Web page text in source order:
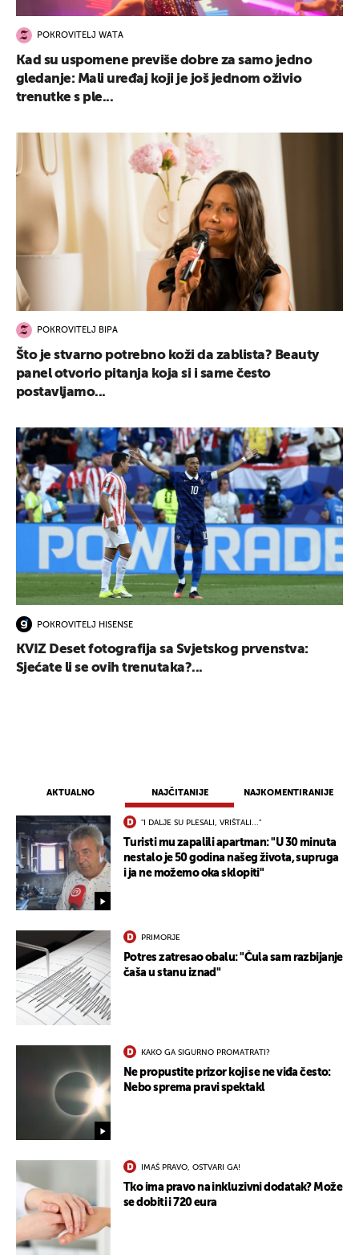
AKTUALNO NAJČITANIJE NAJKOMENTIRANIJE
"I DALJE SU PLESALI, VRIŠTALI..."
Turisti mu zapalili apartman: "U 30 minuta
nestalo je 50 godina našeg života, supruga
i ja ne možemo oka sklopiti"
PRIMORJE
Potres zatresao obalu: "Čula sam razbijanje
čaša u stanu iznad"
KAKO GA SIGURNO PROMATRATI?
Ne propustite prizor koji se ne viđa često:
Nebo sprema pravi spektakl
IMAŠ PRAVO, OSTVARI GA!
Tko ima pravo na inkluzivni dodatak? Može
se dobiti i 720 eura
POKROVITELJ WATA
Kad su uspomene previše dobre za samo jedno
gledanje: Mali uređaj koji je još jednom oživio
trenutke s ple...
POKROVITELJ BIPA
Što je stvarno potrebno koži da zablista? Beauty
panel otvorio pitanja koja si i same često
postavljamo...
POKROVITELJ HISENSE
KVIZ Deset fotografija sa Svjetskog prvenstva:
Sjećate li se ovih trenutaka?...